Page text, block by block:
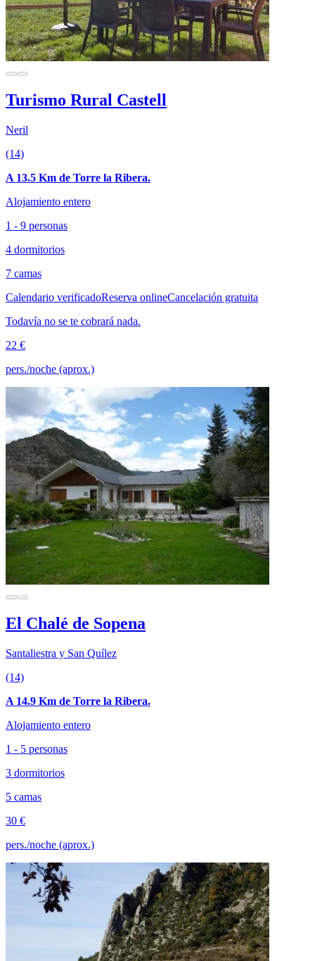
Turismo Rural Castell
Neril
(14)
A 13.5 Km de Torre la Ribera.
Alojamiento entero
1 - 9 personas
4 dormitorios
7 camas
Calendario verificadoReserva onlineCancelación gratuita
Todavía no se te cobrará nada.
22 €
pers./noche (aprox.)
El Chalé de Sopena
Santaliestra y San Quílez
(14)
A 14.9 Km de Torre la Ribera.
Alojamiento entero
1 - 5 personas
3 dormitorios
5 camas
30 €
pers./noche (aprox.)